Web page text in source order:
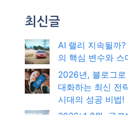
최신글
AI 랠리 지속될까
의 핵심 변수와 스
2026년, 블로그
대화하는 최신 전
시대의 성공 비법!